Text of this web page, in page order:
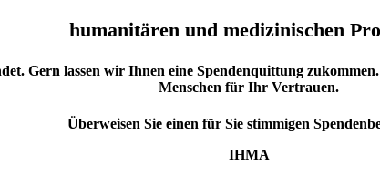
humanitären und medizinischen
Gern lassen wir Ihnen eine Spendenquittung
Menschen für Ihr Vertrauen.
Überweisen Sie einen für Sie stimmigen
IHMA